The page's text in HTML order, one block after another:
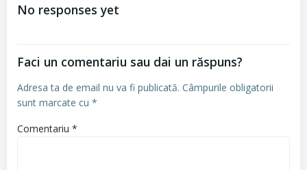
articole
No responses yet
Faci un comentariu sau dai un răspuns?
Adresa ta de email nu va fi publicată. Câmpurile obligatorii
sunt marcate cu *
Comentariu *